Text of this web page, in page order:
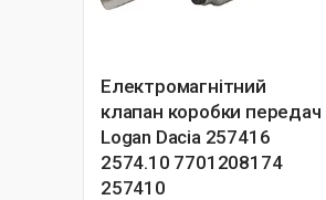
Електромагнітний
клапан коробки передач
Logan Dacia 257416
2574.10 7701208174
257410